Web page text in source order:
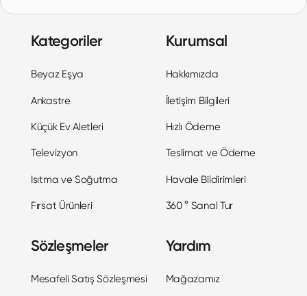
Kategoriler
Beyaz Eşya
Ankastre
Küçük Ev Aletleri
Televizyon
Isıtma ve Soğutma
Fırsat Ürünleri
Kurumsal
Hakkımızda
İletişim Bilgileri
Hızlı Ödeme
Teslimat ve Ödeme
Havale Bildirimleri
360 ° Sanal Tur
Sözleşmeler
Mesafeli Satış Sözleşmesi
Yardım
Mağazamız